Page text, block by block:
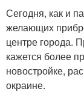
Сегодня, как и
желающих
центре города.
кажется более
новостройке,
окраине.